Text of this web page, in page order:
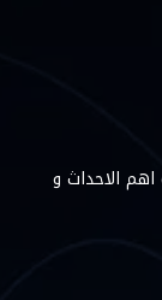
اهم الاحداث و